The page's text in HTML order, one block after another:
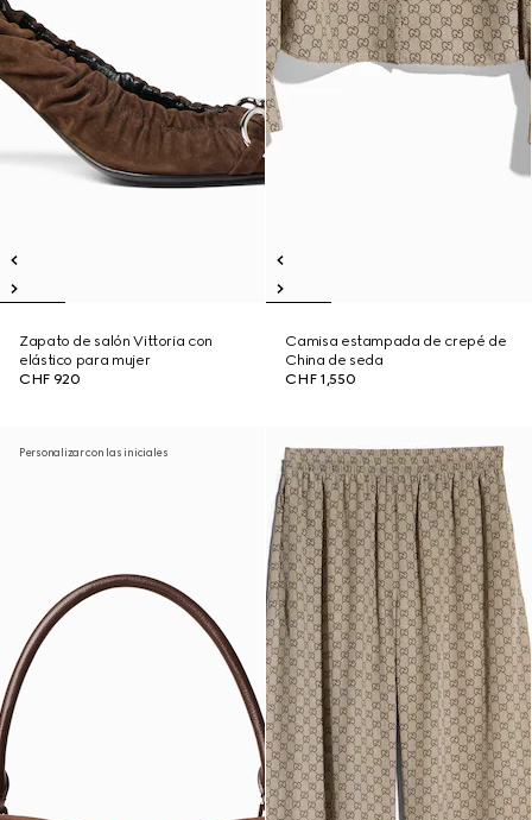
Zapato de salón Vittoria con
elástico para mujer
CHF 920
Camisa estampada de crepé de
China de seda
CHF 1,550
Personalizar con las iniciales